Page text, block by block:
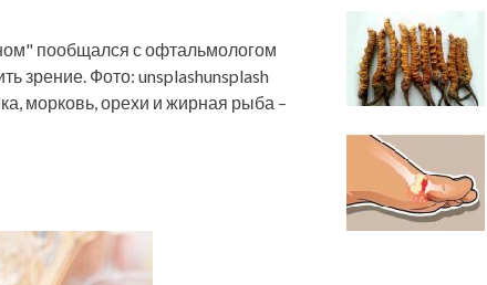
пообщался с офтальмологом
зрение. Фото: unsplashunsplash
морковь, орехи и жирная рыба –